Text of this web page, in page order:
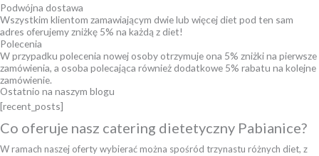
Podwójna dostawa
Wszystkim klientom zamawiającym dwie lub więcej diet pod ten sam
adres oferujemy zniżkę 5% na każdą z diet!
Polecenia
W przypadku polecenia nowej osoby otrzymuje ona 5% zniżki na pierwsze
zamówienia, a osoba polecająca również dodatkowe 5% rabatu na kolejne
zamówienie.
Ostatnio na naszym blogu
[recent_posts]
Co oferuje nasz catering dietetyczny Pabianice?
W ramach naszej oferty wybierać można spośród trzynastu różnych diet, z